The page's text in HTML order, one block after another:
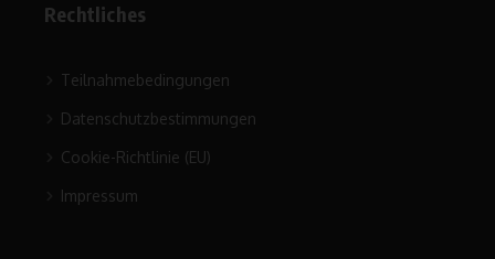
Rechtliches
Teilnahmebedingungen
Datenschutzbestimmungen
Cookie-Richtlinie (EU)
Impressum